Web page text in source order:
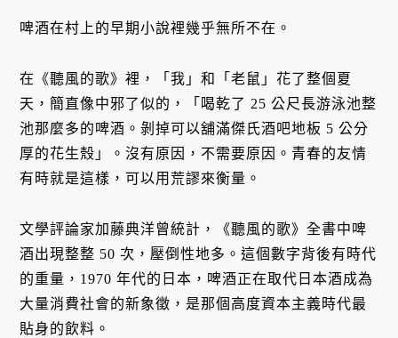
啤酒在村上的早期小說裡幾乎無所不在。
在《聽風的歌》裡，「我」和「老鼠」花了整個夏
天，簡直像中邪了似的，「喝乾了 25 公尺長游泳池整
池那麼多的啤酒。剝掉可以舖滿傑氏酒吧地板 5 公分
厚的花生殼」。沒有原因，不需要原因。青春的友情
有時就是這樣，可以用荒謬來衡量。
文學評論家加藤典洋曾統計，《聽風的歌》全書中啤
酒出現整整 50 次，壓倒性地多。這個數字背後有時代
的重量，1970 年代的日本，啤酒正在取代日本酒成為
大量消費社會的新象徵，是那個高度資本主義時代最
貼身的飲料。